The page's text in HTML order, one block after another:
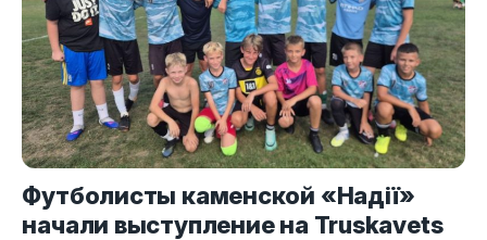
Футболисты каменской «Надії»
начали выступление на Truskavets